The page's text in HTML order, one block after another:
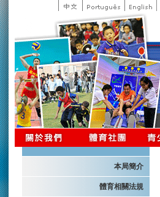
本局簡介
體育相關法規